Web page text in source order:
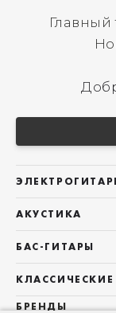
Главный
Telecaster
Les Paul
АКУСТИКА
Фолки (ОМ, 000,
Гранд Аудиториум
БАС-ГИТАРЫ
Все классические
БРЕНДЫ